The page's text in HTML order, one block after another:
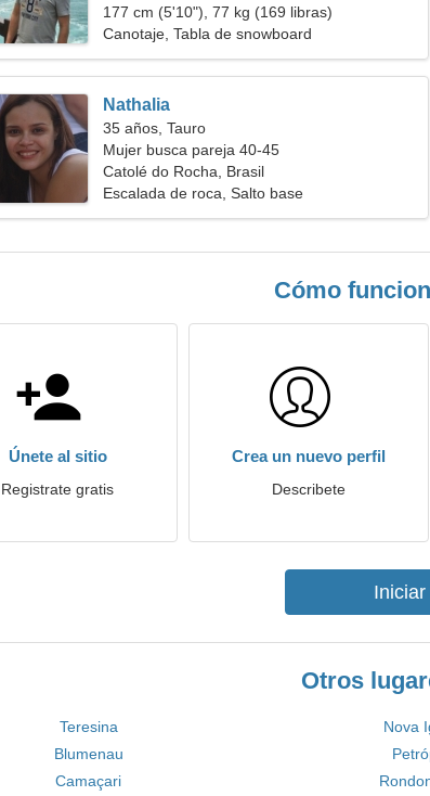
177 cm (5'10"), 77 kg (169 libras)
Canotaje, Tabla de snowboard
Nathalia
35 años, Tauro
Mujer busca pareja 40-45
Catolé do Rocha, Brasil
Escalada de roca, Salto base
Cómo
Únete al sitio
Registrate gratis
Crea un nuevo perfil
Describete
Otros
Teresina Nova
Blumenau
Camaçari